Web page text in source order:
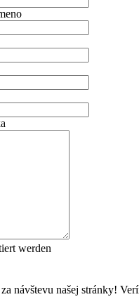
werden
návštevu našej stránky!